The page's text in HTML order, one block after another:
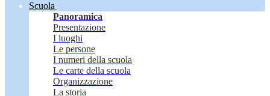
Scuola
Panoramica
Presentazione
I luoghi
Le persone
I numeri della scuola
Le carte della scuola
Organizzazione
La storia